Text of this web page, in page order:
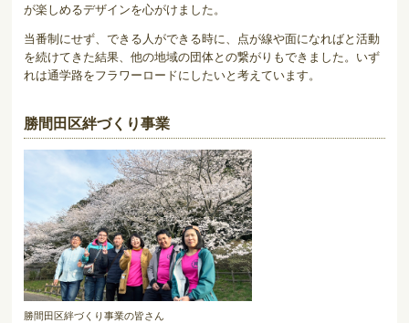
が楽しめるデザインを心がけました。
当番制にせず、できる人ができる時に、点が線や面になればと活動
を続けてきた結果、他の地域の団体との繋がりもできました。いず
れは通学路をフラワーロードにしたいと考えています。
勝間田区絆づくり事業
勝間田区絆づくり事業の皆さん